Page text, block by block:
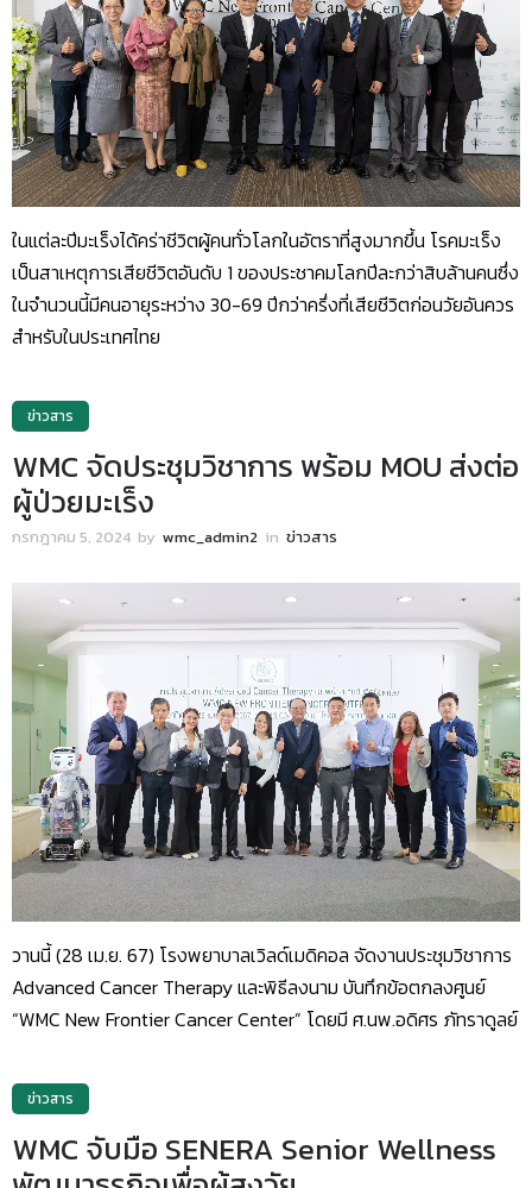
ในแต่ละปีมะเร็งได้คร่าชีวิตผู้คนทั่วโลกในอัตราที่สูงมากขึ้น โรคมะเร็ง
เป็นสาเหตุการเสียชีวิตอันดับ 1 ของประชาคมโลกปีละกว่าสิบล้านคนซึ่ง
ในจำนวนนี้มีคนอายุระหว่าง 30-69 ปีกว่าครึ่งที่เสียชีวิตก่อนวัยอันควร
สำหรับในประเทศไทย
ข่าวสาร
WMC จัดประชุมวิชาการ พร้อม MOU ส่งต่อ
ผู้ป่วยมะเร็ง
กรกฎาคม 5, 2024 by wmc_admin2 in ข่าวสาร
วานนี้ (28 เม.ย. 67) โรงพยาบาลเวิลด์เมดิคอล จัดงานประชุมวิชาการ
Advanced Cancer Therapy และพิธีลงนาม บันทึกข้อตกลงศูนย์
“WMC New Frontier Cancer Center” โดยมี ศ.นพ.อดิศร ภัทราดูลย์
ข่าวสาร
WMC จับมือ SENERA Senior Wellness